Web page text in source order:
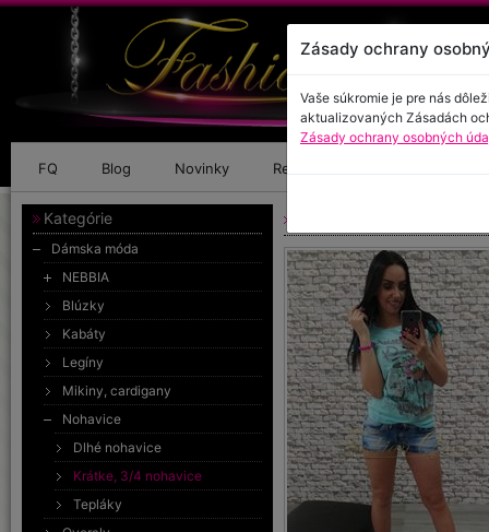
FQ Blog Novinky Referencie
Kategórie
Dámska móda
NEBBIA
Blúzky
Kabáty
Legíny
Mikiny, cardigany
Nohavice
Dlhé nohavice
Krátke, 3/4 nohavice
Tepláky
Zásady ochrany
Vaše súkromie je pre nás
aktualizovaných Zásadách
Zásady ochrany osobných